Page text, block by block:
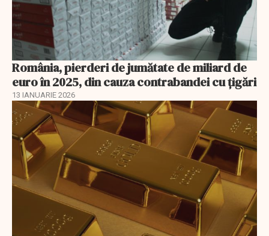
România, pierderi de jumătate de miliard de
euro în 2025, din cauza contrabandei cu ţigări
13 IANUARIE 2026